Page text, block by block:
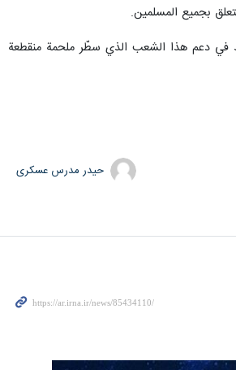
بجميع المسلمين.
في دعم هذا الشعب الذي سطّر ملحمة منقطعة
حیدر مدرس عسکری